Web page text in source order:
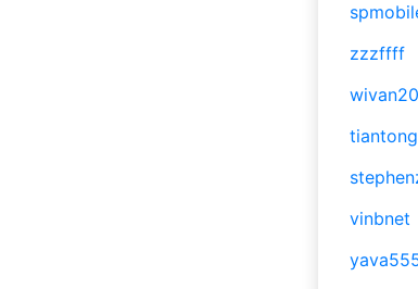
zzzffff
tiantong
vinbnet